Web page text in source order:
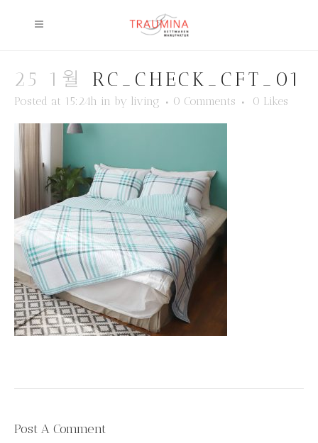
25 1월 RC_CHECK_CFT_01
Posted at 15:24h in by living 0 Comments 0 Likes
Post A Comment